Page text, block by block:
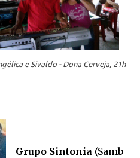
e Sivaldo - Dona Cerveja, 21h
Grupo Sintonia (Samb